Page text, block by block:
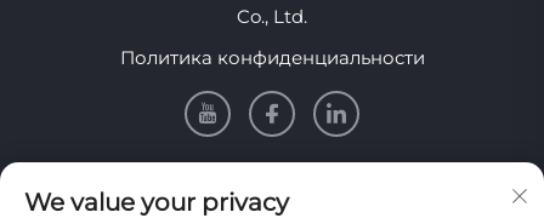
Co., Ltd.
Политика конфиденциальности
Информация
We value your privacy